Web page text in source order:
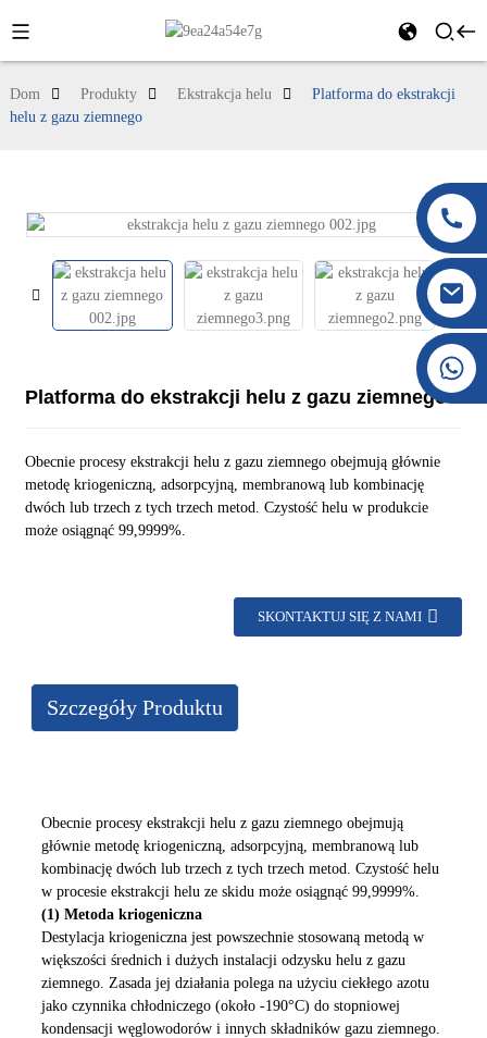
+86 138 8076 0589
Dom Produkty Ekstrakcja helu
Platforma do ekstrakcji
helu z gazu ziemnego
Platforma do ekstrakcji helu z gazu ziemnego
Obecnie procesy ekstrakcji helu z gazu ziemnego obejmują głównie
metodę kriogeniczną, adsorpcyjną, membranową lub kombinację
dwóch lub trzech z tych trzech metod. Czystość helu w produkcie
może osiągnąć 99,9999%.
SKONTAKTUJ SIĘ Z NAMI
Szczegóły Produktu
Obecnie procesy ekstrakcji helu z gazu ziemnego obejmują
głównie metodę kriogeniczną, adsorpcyjną, membranową lub
kombinację dwóch lub trzech z tych trzech metod. Czystość helu
w procesie ekstrakcji helu ze skidu może osiągnąć 99,9999%.
(1) Metoda kriogeniczna
Destylacja kriogeniczna jest powszechnie stosowaną metodą w
większości średnich i dużych instalacji odzysku helu z gazu
ziemnego. Zasada jej działania polega na użyciu ciekłego azotu
jako czynnika chłodniczego (około -190°C) do stopniowej
kondensacji węglowodorów i innych składników gazu ziemnego.